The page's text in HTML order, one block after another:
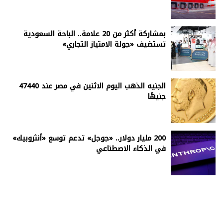
بمشاركة أكثر من 20 علامة.. الباحة السعودية
تستضيف «جولة الامتياز التجاري»
الجنيه الذهب اليوم الاثنين في مصر عند 47440
جنيهًا
200 مليار دولار.. «جوجل» تدعم توسع «أنثروبيك»
في الذكاء الاصطناعي